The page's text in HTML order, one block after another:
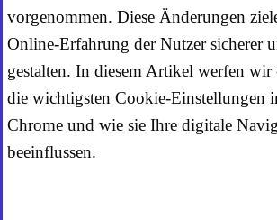
vorgenommen. Diese Änderungen
Online-Erfahrung der Nutzer sicherer
gestalten. In diesem Artikel werfen
die wichtigsten Cookie-Einstellungen
Chrome und wie sie Ihre digitale
beeinflussen.